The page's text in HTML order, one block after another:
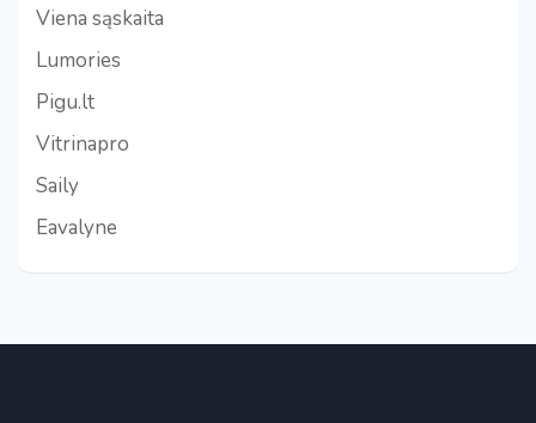
Viena sąskaita
Lumories
Pigu.lt
Vitrinapro
Saily
Eavalyne